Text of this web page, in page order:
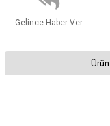
Gelince Haber Ver